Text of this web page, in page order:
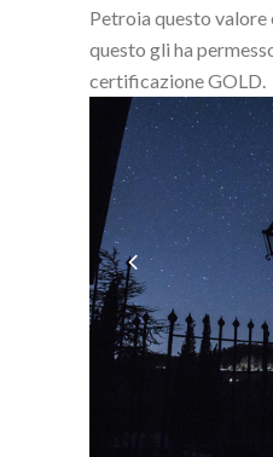
Petroia questo valore
questo gli ha
certificazione GOLD.